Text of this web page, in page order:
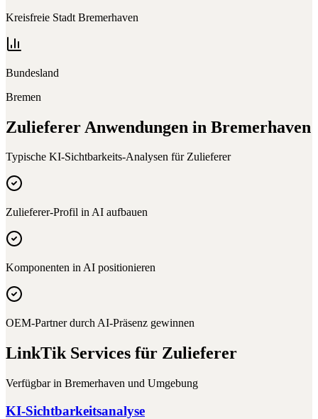
Kreisfreie Stadt Bremerhaven
Bundesland
Bremen
Zulieferer Anwendungen in Bremerhaven
Typische KI-Sichtbarkeits-Analysen fürZulieferer
Zulieferer-Profil in AI aufbauen
Komponenten in AI positionieren
OEM-Partner durch AI-Präsenz gewinnen
LinkTik Services für Zulieferer
Verfügbar in Bremerhaven und Umgebung
KI-Sichtbarkeitsanalyse